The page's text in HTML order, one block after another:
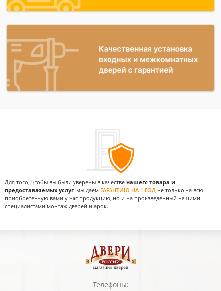
Для того, чтобы вы были уверены в качестве нашего товара и
предоставляемых услуг , мы даем ГАРАНТИЮ НА 1 ГОД не только на всю
приобретенную вами у нас продукцию, но и на произведенный нашими
специалистами монтаж дверей и арок.
Телефоны: